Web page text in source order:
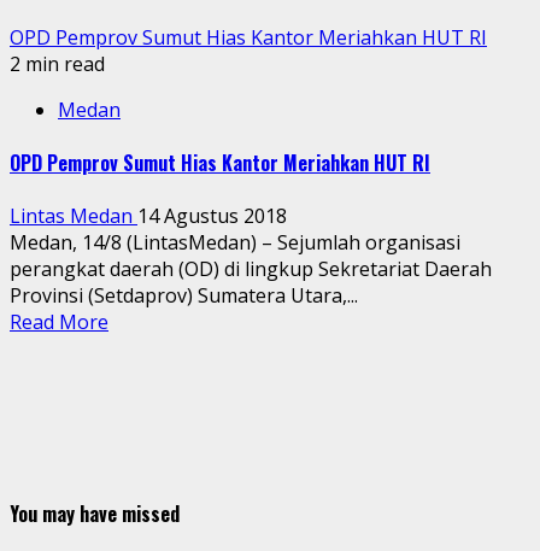
OPD Pemprov Sumut Hias Kantor Meriahkan HUT RI
2 min read
Medan
OPD Pemprov Sumut Hias Kantor Meriahkan HUT RI
Lintas Medan 14 Agustus 2018
Medan, 14/8 (LintasMedan) – Sejumlah organisasi
perangkat daerah (OD) di lingkup Sekretariat Daerah
Provinsi (Setdaprov) Sumatera Utara,...
Read More
You may have missed